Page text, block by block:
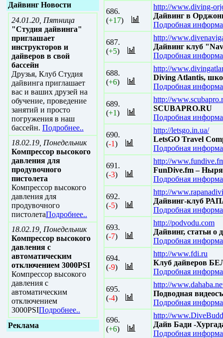
Дайвинг Новости
24.01.20, Пятница
"Студия дайвинга"
приглашает
инструкторов и
дайверов в свой
бассейн
Друзья, Клуб Студия
дайвинга приглашает
вас и ваших друзей на
обучение, проведение
занятий и просто
погружения в наш
бассейн. Подробнее..
18.02.19, Понедельник
Компрессор высокого
давления для
продувочного
пистолета
Компрессор высокого
давления для
продувочного
пистолетаПодробнее..
18.02.19, Понедельник
Компрессор высокого
давления с
автоматическим
отключением 3000PSI
Компрессор высокого
давления с
автоматическим
отключением
3000PSIПодробнее..
Реклама
686.
(+17)
http://www.diving-
Дайвинг в
Подробная
687.
(+5)
http://
Дайвинг клуб
Подробная
688.
(+6)
http://
Diving Atlantis,
Подробная
689.
(+1)
http://
SCUBAPRO.RU
Подробная
690.
(-1)
http://letsgo.in.ua/
LetsGO Travel
Подробная
691.
(-3)
http://
FunDive.fm –
Подробная
692.
(-5)
http://
Дайвинг-клуб
Подробная
693.
(-7)
http://podvodu.com
Дайвинг, статьи
Подробная
694.
(-9)
http://www.fdi.ru
Клуб дайверов
Подробная
695.
(-4)
http://
Подводная
Подробная
696.
(+6)
http://
Дайв Бади -
Подробная